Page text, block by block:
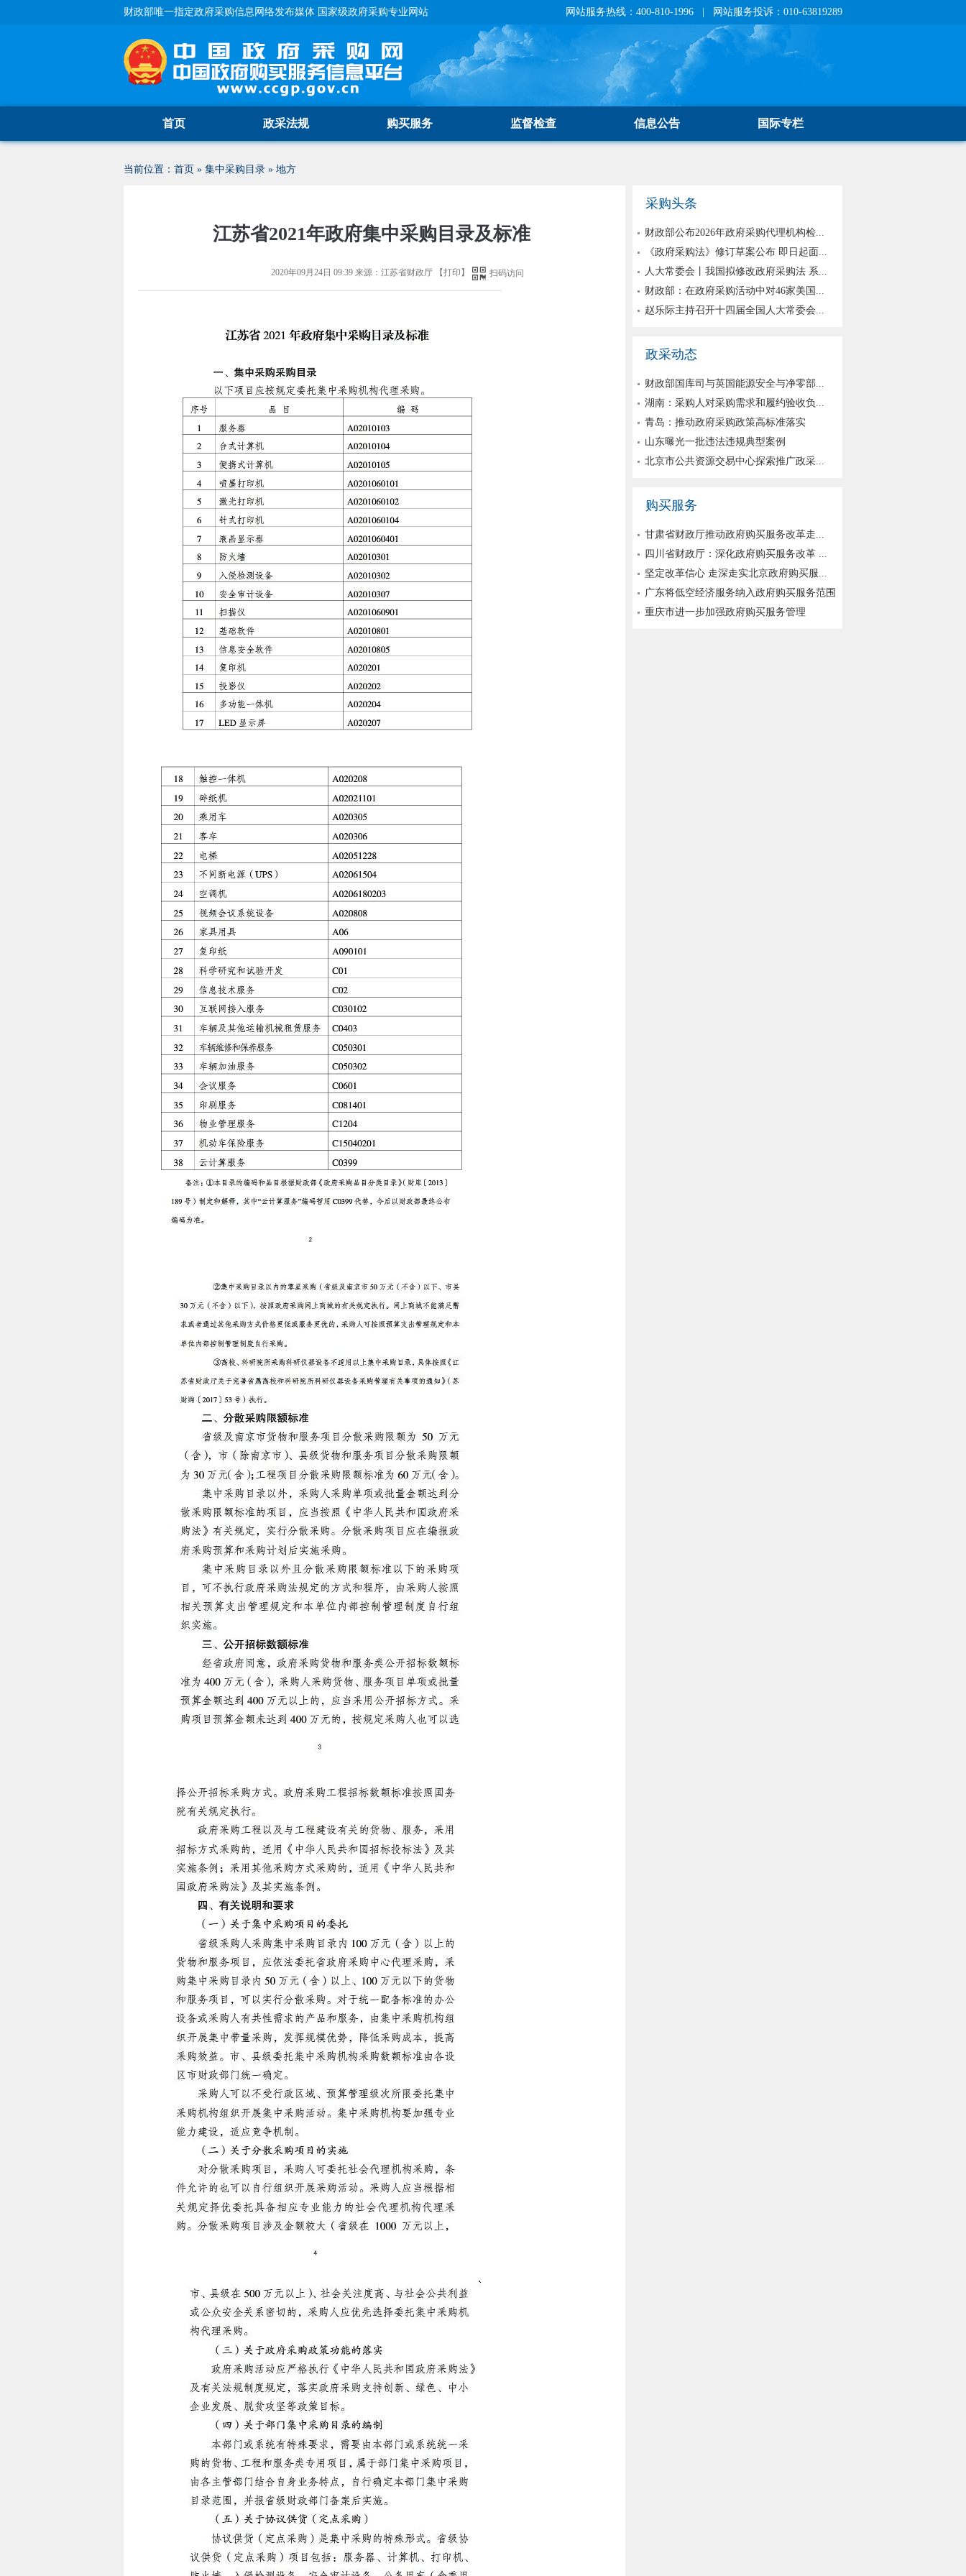
财政部唯一指定政府采购信息网络发布媒体 国家级政府采购专业网站 网站服务热线：400-810-1996 | 网站服务投诉：010-63819289
首页 政采法规 购买服务 监督检查 信息公告 国际专栏
当前位置： 首页 » 集中采购目录 » 地方
江苏省2021年政府集中采购目录及标准
2020年09月24日 09:39来源： 江苏省财政厅【打印 】 扫码访问
采购头条
财政部公布2026年政府采购代理机构检...
《政府采购法》修订草案公布 即日起面...
人大常委会丨我国拟修改政府采购法 系...
财政部：在政府采购活动中对46家美国...
赵乐际主持召开十四届全国人大常委会...
政采动态
财政部国库司与英国能源安全与净零部...
湖南：采购人对采购需求和履约验收负...
青岛：推动政府采购政策高标准落实
山东曝光一批违法违规典型案例
北京市公共资源交易中心探索推广政采...
购买服务
甘肃省财政厅推动政府购买服务改革走...
四川省财政厅：深化政府购买服务改革 ...
坚定改革信心 走深走实北京政府购买服...
广东将低空经济服务纳入政府购买服务范围
重庆市进一步加强政府购买服务管理